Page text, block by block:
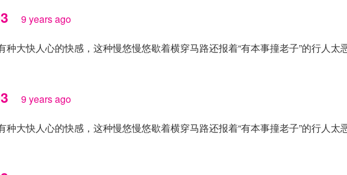
9 years ago
种大快人心的快感，这种慢悠慢悠歇着横穿马路还报着“有本事撞老子”的行人太恶
9 years ago
种大快人心的快感，这种慢悠慢悠歇着横穿马路还报着“有本事撞老子”的行人太恶